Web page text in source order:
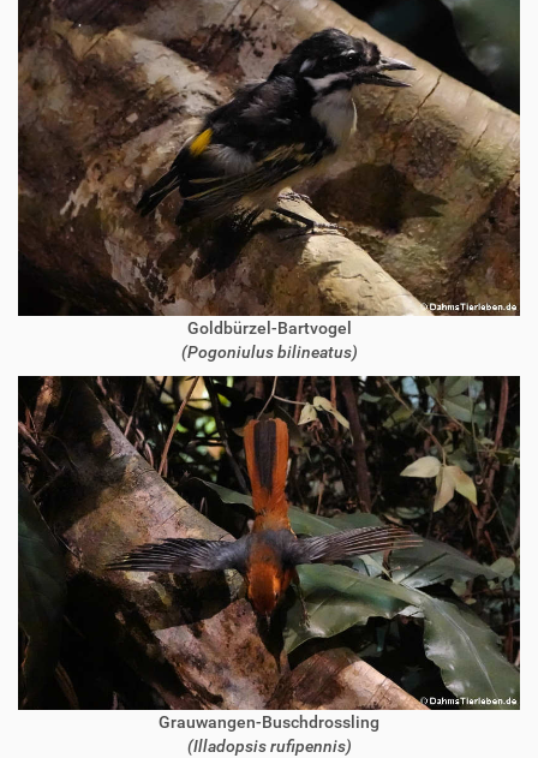
Goldbürzel-Bartvogel
(Pogoniulus bilineatus)
Grauwangen-Buschdrossling
(Illadopsis rufipennis)